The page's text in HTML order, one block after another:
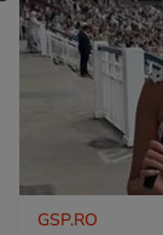
GSP.RO